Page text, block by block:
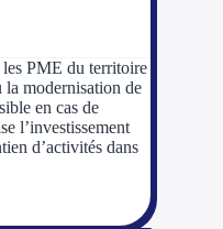
PME du territoire
la modernisation de
en cas de
l’investissement
d’activités dans